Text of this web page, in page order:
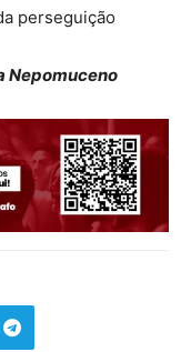
perseguição
Nepomuceno